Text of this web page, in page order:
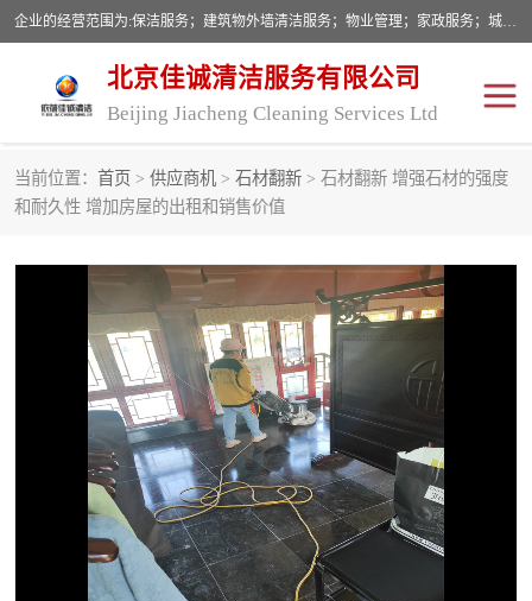
企业的经营范围为:保洁服务；建筑物外墙清洁服务；物业管理；家政服务；城市园林绿化；劳务分包；技术开发、技术转让、技术服务；销售保洁设备、卫生用品、化工产品（不含危险化学品及一类易制毒化学品）、日用品、办公设备、建筑材料、装饰材料；图文设计；清洁服务（不含餐具消毒）；中央空调维修；工程设计；施工总承包；专业承包。
北京佳诚清洁服务有限公司
Beijing Jiacheng Cleaning Services Ltd
当前位置： 首页 > 供应商机 > 石材翻新 > 石材翻新 增强石材的强度
和耐久性 增加房屋的出租和销售价值
外墙清洗
开荒保洁 保洁服务
石材翻新 建筑物外墙维修